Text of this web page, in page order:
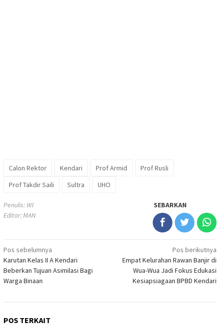
Calon Rektor Kendari Prof Armid
Prof Rusli
Prof Takdir Saili
Sultra UHO
Penulis: WI
Editor: MAN
SEBARKAN
Navigasi
pos
Pos sebelumnya
Karutan Kelas II A Kendari
Beberkan Tujuan Asimilasi Bagi
Warga Binaan
Pos berikutnya
Empat Kelurahan Rawan Banjir di
Wua-Wua Jadi Fokus Edukasi
Kesiapsiagaan BPBD Kendari
POS TERKAIT